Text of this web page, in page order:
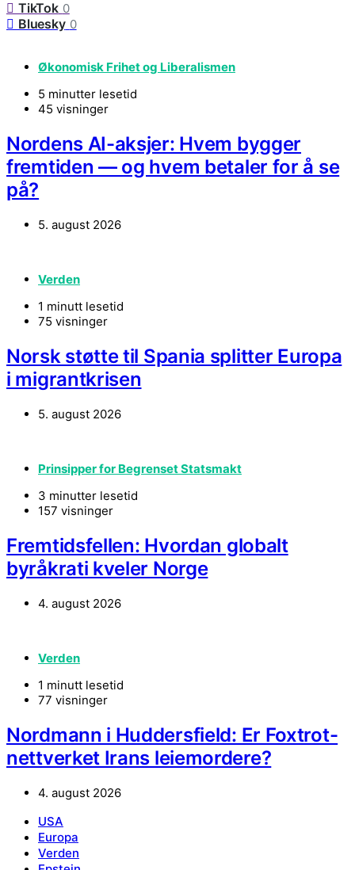
TikTok 0
Bluesky 0
Økonomisk Frihet og Liberalismen
5 minutter lesetid
45 visninger
Nordens AI-aksjer: Hvem bygger
fremtiden — og hvem betaler for å se
på?
5. august 2026
Verden
1 minutt lesetid
75 visninger
Norsk støtte til Spania splitter Europa
i migrantkrisen
5. august 2026
Prinsipper for Begrenset Statsmakt
3 minutter lesetid
157 visninger
Fremtidsfellen: Hvordan globalt
byråkrati kveler Norge
4. august 2026
Verden
1 minutt lesetid
77 visninger
Nordmann i Huddersfield: Er Foxtrot-
nettverket Irans leiemordere?
4. august 2026
USA
Europa
Verden